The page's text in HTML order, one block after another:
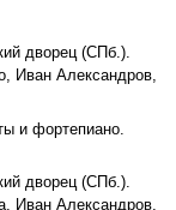
дворец (СПб.).
Иван Александров,
и фортепиано.
дворец (СПб.).
Иван Александров,